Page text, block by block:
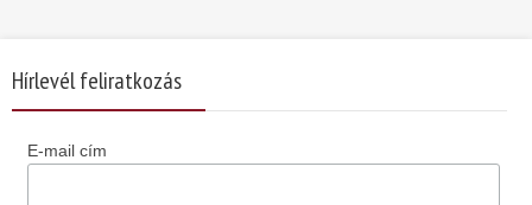
Hírlevél feliratkozás
E-mail cím